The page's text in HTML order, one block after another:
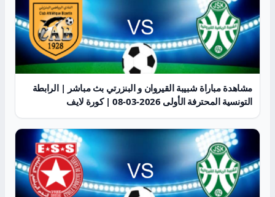
مشاهدة مباراة شبيبة القيروان و البنزرتي بث مباشر | الرابطة
التونسية المحترفة الأولى 2026-03-08 | كورة لايف